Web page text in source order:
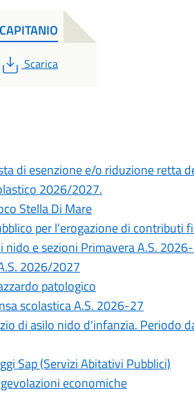
PDF
Scarica
di esenzione e/o riduzione retta
2026/2027.
Stella Di Mare
per l’erogazione di contributi
e sezioni Primavera A.S.
2026/2027
patologico
scolastica A.S. 2026-27
di asilo nido d'infanzia. Periodo
Sap (Servizi Abitativi Pubblici)
economiche